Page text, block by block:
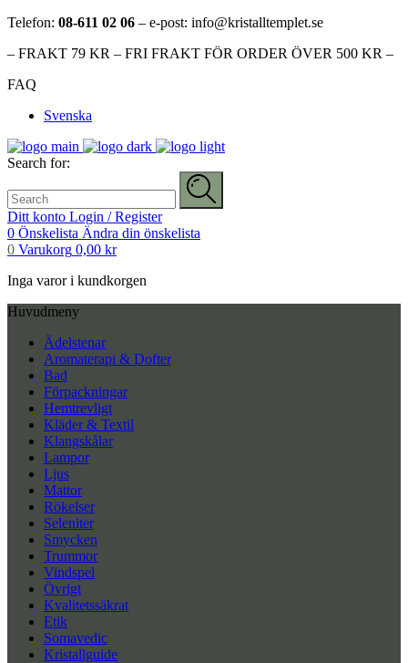
Telefon: 08-611 02 06 – e-post: info@kristalltemplet.se
– FRAKT 79 KR – FRI FRAKT FÖR ORDER ÖVER 500 KR –
FAQ
Svenska
Search for:
Ditt konto Login / Register
0 Önskelista Ändra din önskelista
0 Varukorg 0,00 kr
Inga varor i kundkorgen
Huvudmeny
Ädelstenar
Aromaterapi & Dofter
Bad
Förpackningar
Hemtrevligt
Kläder & Textil
Klangskålar
Lampor
Ljus
Mattor
Rökelser
Seleniter
Smycken
Trummor
Vindspel
Övrigt
Kvalitetssäkrat
Etik
Somavedic
Kristallguide